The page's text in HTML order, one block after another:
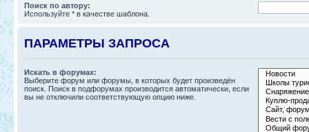
Поиск по автору:
Используйте * в качестве шаблона.
ПАРАМЕТРЫ ЗАПРОСА
Искать в форумах:
Выберите форум или форумы, в которых будет произведён
поиск. Поиск в подфорумах производится автоматически, если
вы не отключили соответствующую опцию ниже.